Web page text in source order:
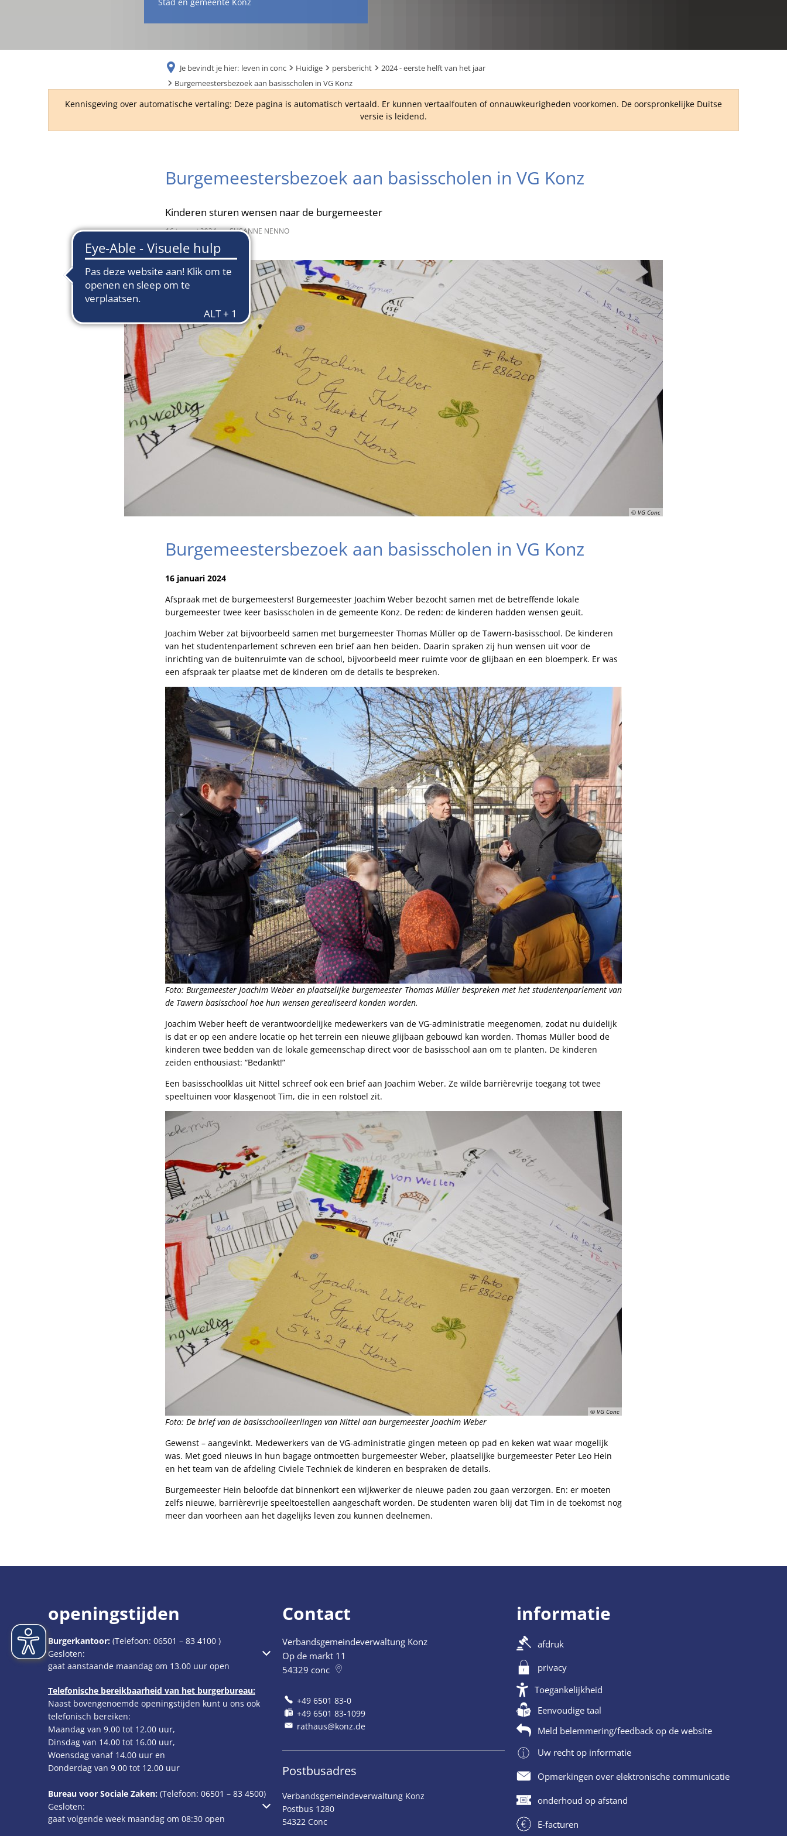
Je bevindt je hier: leven in conc Huidige persbericht
2024 - eerste helft van het jaar
Burgemeestersbezoek aan basisscholen in VG Konz
Kennisgeving over automatische vertaling: Deze pagina is automatisch vertaald. Er kunnen vertaalfouten of onnauwkeurigheden voorkomen. De oorspronkelijke Duitse
versie is leidend.
Burgemeestersbezoek aan basisscholen in VG Konz
Kinderen sturen wensen naar de burgemeester
16 januari 2024vanSUSANNE NENNO
© VG Conc
Burgemeestersbezoek aan basisscholen in VG Konz
16 januari 2024
Afspraak met de burgemeesters! Burgemeester Joachim Weber bezocht samen met de betreffende lokale
burgemeester twee keer basisscholen in de gemeente Konz. De reden: de kinderen hadden wensen geuit.
Joachim Weber zat bijvoorbeeld samen met burgemeester Thomas Müller op de Tawern-basisschool. De kinderen
van het studentenparlement schreven een brief aan hen beiden. Daarin spraken zij hun wensen uit voor de
inrichting van de buitenruimte van de school, bijvoorbeeld meer ruimte voor de glijbaan en een bloemperk. Er was
een afspraak ter plaatse met de kinderen om de details te bespreken.
Foto: Burgemeester Joachim Weber en plaatselijke burgemeester Thomas Müller bespreken met het studentenparlement van
de Tawern basisschool hoe hun wensen gerealiseerd konden worden.
Joachim Weber heeft de verantwoordelijke medewerkers van de VG-administratie meegenomen, zodat nu duidelijk
is dat er op een andere locatie op het terrein een nieuwe glijbaan gebouwd kan worden. Thomas Müller bood de
kinderen twee bedden van de lokale gemeenschap direct voor de basisschool aan om te planten. De kinderen
zeiden enthousiast: “Bedankt!”
Een basisschoolklas uit Nittel schreef ook een brief aan Joachim Weber. Ze wilde barrièrevrije toegang tot twee
speeltuinen voor klasgenoot Tim, die in een rolstoel zit.
© VG Conc
Foto: De brief van de basisschoolleerlingen van Nittel aan burgemeester Joachim Weber
Gewenst – aangevinkt. Medewerkers van de VG-administratie gingen meteen op pad en keken wat waar mogelijk
was. Met goed nieuws in hun bagage ontmoetten burgemeester Weber, plaatselijke burgemeester Peter Leo Hein
en het team van de afdeling Civiele Techniek de kinderen en bespraken de details.
Burgemeester Hein beloofde dat binnenkort een wijkwerker de nieuwe paden zou gaan verzorgen. En: er moeten
zelfs nieuwe, barrièrevrije speeltoestellen aangeschaft worden. De studenten waren blij dat Tim in de toekomst nog
meer dan voorheen aan het dagelijks leven zou kunnen deelnemen.
openingstijden
Burgerkantoor: (Telefoon: 06501 – 83 4100 )
Klik om extra openings- of sluitingstijden te verbergen
Gesloten:
gaat aanstaande maandag om 13.00 uur open
Telefonische bereikbaarheid van het burgerbureau:
Naast bovengenoemde openingstijden kunt u ons ook
telefonisch bereiken:
Maandag van 9.00 tot 12.00 uur,
Dinsdag van 14.00 tot 16.00 uur,
Woensdag vanaf 14.00 uur en
Donderdag van 9.00 tot 12.00 uur
Bureau voor Sociale Zaken: (Telefoon: 06501 – 83 4500)
Klik om extra openings- of sluitingstijden te verbergen
Gesloten:
gaat volgende week maandag om 08:30 open
Contact
Verbandsgemeindeverwaltung Konz
Op de markt 11
54329 conc
+49 6501 83-0
+49 6501 83-1099
rathaus@konz.de
Postbusadres
Verbandsgemeindeverwaltung Konz
Postbus 1280
54322 Conc
informatie
afdruk
privacy
Toegankelijkheid
Eenvoudige taal
Meld belemmering/feedback op de website
Uw recht op informatie
Opmerkingen over elektronische communicatie
onderhoud op afstand
E-facturen